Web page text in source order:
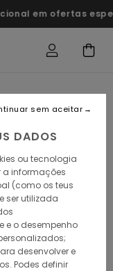
em ofertas
DADOS
ou tecnologia
a informações
(como os teus
ser utilizada
e o desempenho
desenvolver e
Podes definir
sem aceitar